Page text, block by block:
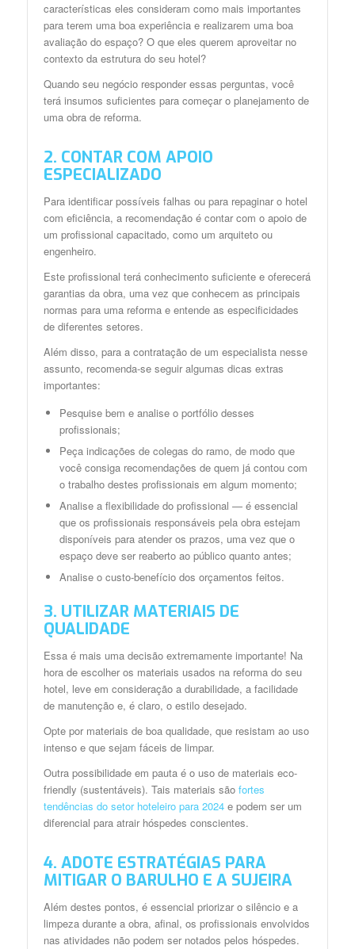
características eles consideram como mais importantes
para terem uma boa experiência e realizarem uma boa
avaliação do espaço? O que eles querem aproveitar no
contexto da estrutura do seu hotel?
Quando seu negócio responder essas perguntas, você
terá insumos suficientes para começar o planejamento de
uma obra de reforma.
2. CONTAR COM APOIO
ESPECIALIZADO
Para identificar possíveis falhas ou para repaginar o hotel
com eficiência, a recomendação é contar com o apoio de
um profissional capacitado, como um arquiteto ou
engenheiro.
Este profissional terá conhecimento suficiente e oferecerá
garantias da obra, uma vez que conhecem as principais
normas para uma reforma e entende as especificidades
de diferentes setores.
Além disso, para a contratação de um especialista nesse
assunto, recomenda-se seguir algumas dicas extras
importantes:
Pesquise bem e analise o portfólio desses
profissionais;
Peça indicações de colegas do ramo, de modo que
você consiga recomendações de quem já contou com
o trabalho destes profissionais em algum momento;
Analise a flexibilidade do profissional — é essencial
que os profissionais responsáveis pela obra estejam
disponíveis para atender os prazos, uma vez que o
espaço deve ser reaberto ao público quanto antes;
Analise o custo-benefício dos orçamentos feitos.
3. UTILIZAR MATERIAIS DE
QUALIDADE
Essa é mais uma decisão extremamente importante! Na
hora de escolher os materiais usados na reforma do seu
hotel, leve em consideração a durabilidade, a facilidade
de manutenção e, é claro, o estilo desejado.
Opte por materiais de boa qualidade, que resistam ao uso
intenso e que sejam fáceis de limpar.
Outra possibilidade em pauta é o uso de materiais eco-
friendly (sustentáveis). Tais materiais são fortes
tendências do setor hoteleiro para 2024e podem ser um
diferencial para atrair hóspedes conscientes.
4. ADOTE ESTRATÉGIAS PARA
MITIGAR O BARULHO E A SUJEIRA
Além destes pontos, é essencial priorizar o silêncio e a
limpeza durante a obra, afinal, os profissionais envolvidos
nas atividades não podem ser notados pelos hóspedes.